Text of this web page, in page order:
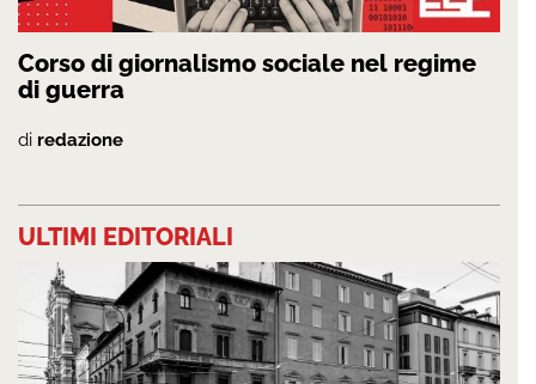
Corso di giornalismo sociale nel regime
di guerra
di redazione
ULTIMI EDITORIALI